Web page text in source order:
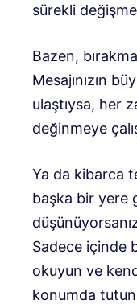
sürekli
Bazen,
Mesajınızın
ulaştıysa, her
değinmeye
Ya da kibarca
başka bir yere
Sadece içinde
okuyun ve
konumda